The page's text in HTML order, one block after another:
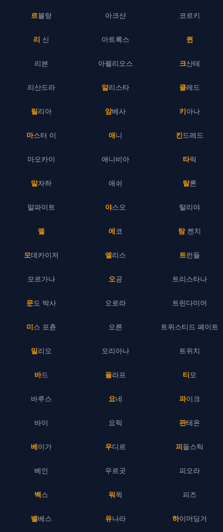
르블랑
리 신
리븐
리산드라
릴리아
마스터 이
마오카이
말자하
말파이트
멜
모데카이저
모르가나
문도 박사
미스 포츈
밀리오
바드
바루스
바이
베이가
베인
벡스
벨베스
아크샨
아트록스
아펠리오스
알리스타
암베사
애니
애니비아
애쉬
야스오
에코
엘리스
오공
오로라
오른
오리아나
올라프
요네
요릭
우디르
우르곳
워윅
유나라
코르키
퀸
크산테
클레드
키아나
킨드레드
타릭
탈론
탈리야
탐 켄치
트런들
트리스타나
트린다미어
트위스티드 페이트
트위치
티모
파이크
판테온
피들스틱
피오라
피즈
하이머딩거